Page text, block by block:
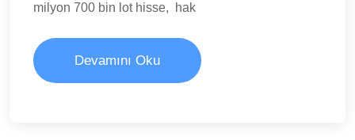
milyon 700 bin lot hisse, hak
Devamını Oku